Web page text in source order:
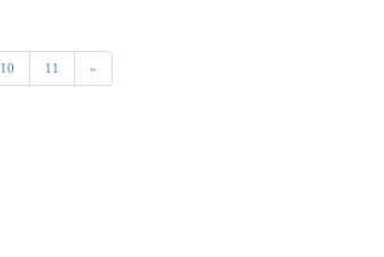
10 11 »